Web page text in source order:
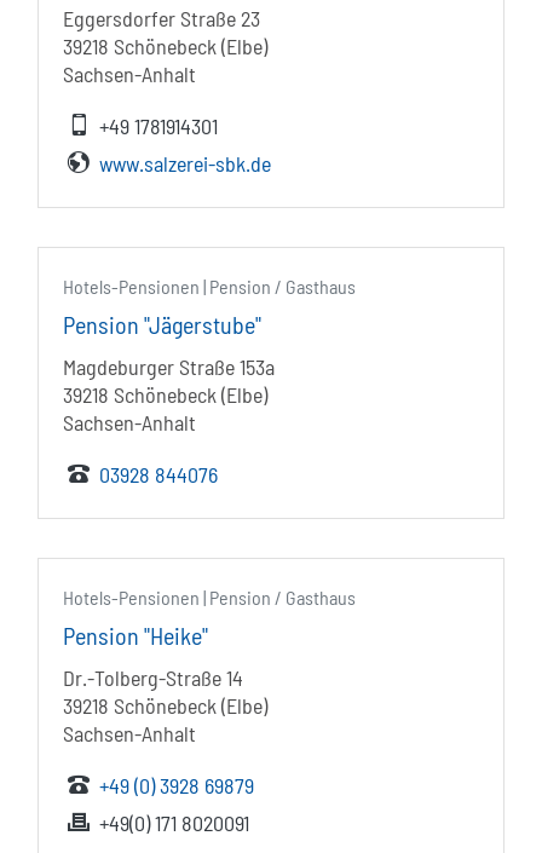
Eggersdorfer Straße 23
39218 Schönebeck (Elbe)
Sachsen-Anhalt
+49 1781914301
www.salzerei-sbk.de
Hotels-Pensionen | Pension / Gasthaus
Pension "Jägerstube"
Magdeburger Straße 153a
39218 Schönebeck (Elbe)
Sachsen-Anhalt
03928 844076
Hotels-Pensionen | Pension / Gasthaus
Pension "Heike"
Dr.-Tolberg-Straße 14
39218 Schönebeck (Elbe)
Sachsen-Anhalt
+49 (0) 3928 69879
+49(0) 171 8020091